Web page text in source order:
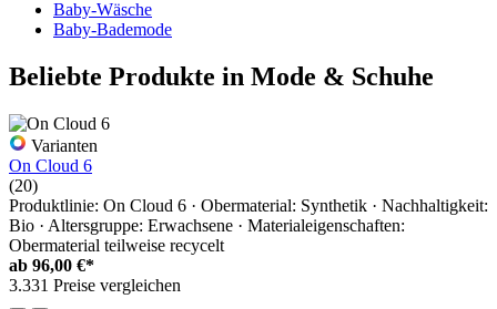
Baby-Wäsche
Baby-Bademode
Beliebte Produkte in Mode & Schuhe
Varianten
On Cloud 6
(20)
Produktlinie: On Cloud 6 · Obermaterial: Synthetik · Nachhaltigkeit:
Bio · Altersgruppe: Erwachsene · Materialeigenschaften:
Obermaterial teilweise recycelt
ab 96,00 €*
3.331 Preise vergleichen